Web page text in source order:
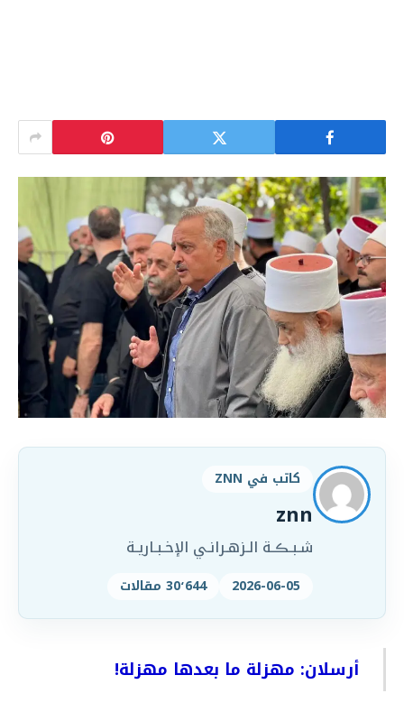
كاتب في ZNN
znn
شـبـڪـة الـزهـرانـي الإخـبـاريـة
2026-06-05 30٬644 مقالات
أرسلان: مهزلة ما بعدها مهزلة!